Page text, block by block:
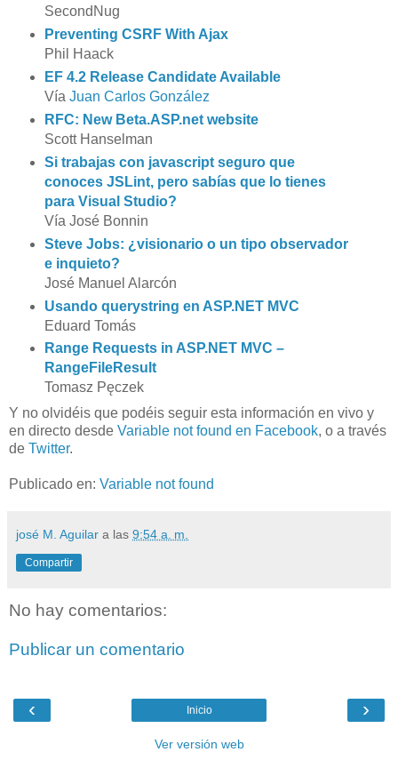
SecondNug
Preventing CSRF With Ajax
Phil Haack
EF 4.2 Release Candidate Available
Vía Juan Carlos González
RFC: New Beta.ASP.net website
Scott Hanselman
Si trabajas con javascript seguro que
conoces JSLint, pero sabías que lo tienes
para Visual Studio?
Vía José Bonnin
Steve Jobs: ¿visionario o un tipo observador
e inquieto?
José Manuel Alarcón
Usando querystring en ASP.NET MVC
Eduard Tomás
Range Requests in ASP.NET MVC –
RangeFileResult
Tomasz Pęczek
Y no olvidéis que podéis seguir esta información en vivo y
en directo desde Variable not found en Facebook, o a través
de Twitter.
Publicado en: Variable not found
josé M. Aguilar a las 9:54 a. m.
Compartir
No hay comentarios:
Publicar un comentario
‹ ›
Inicio
Ver versión web